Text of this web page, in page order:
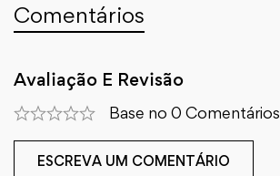
Comentários
Avaliação E Revisão
Base no 0 Comentários
ESCREVA UM COMENTÁRIO